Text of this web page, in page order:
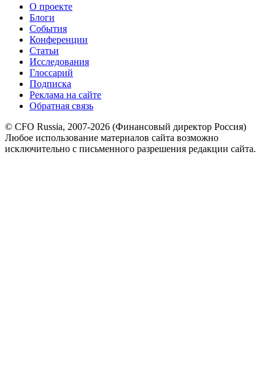
О проекте
Блоги
События
Конференции
Статьи
Исследования
Глоссарий
Подписка
Реклама на сайте
Обратная связь
© CFO Russia, 2007-2026 (Финансовый директор Россия)
Любое использование материалов сайта возможно
исключительно с письменного разрешения редакции сайта.